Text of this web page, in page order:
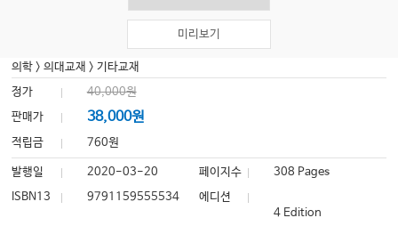
미리보기
의학 >의대교재 >기타교재
정가
40,000원
판매가
38,000원
적립금 760원
발행일 2020-03-20 페이지수
308 Pages
ISBN13
9791159555534
에디션
4 Edition